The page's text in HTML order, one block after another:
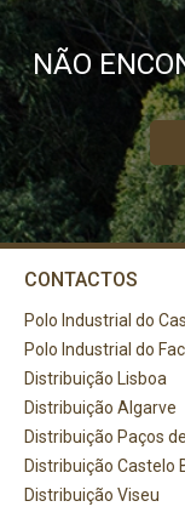
NÃO
CONTACTOS
Polo Industrial do
Polo Industrial do
Distribuição Lisboa
Distribuição Algarve
Distribuição Paços
Distribuição Castelo
Distribuição Viseu